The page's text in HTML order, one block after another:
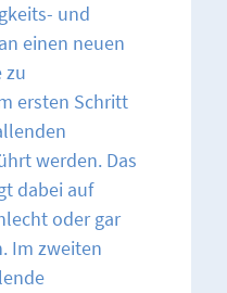
und
einen neuen
zu
ersten Schritt
werden. Das
dabei auf
oder gar
Im zweiten